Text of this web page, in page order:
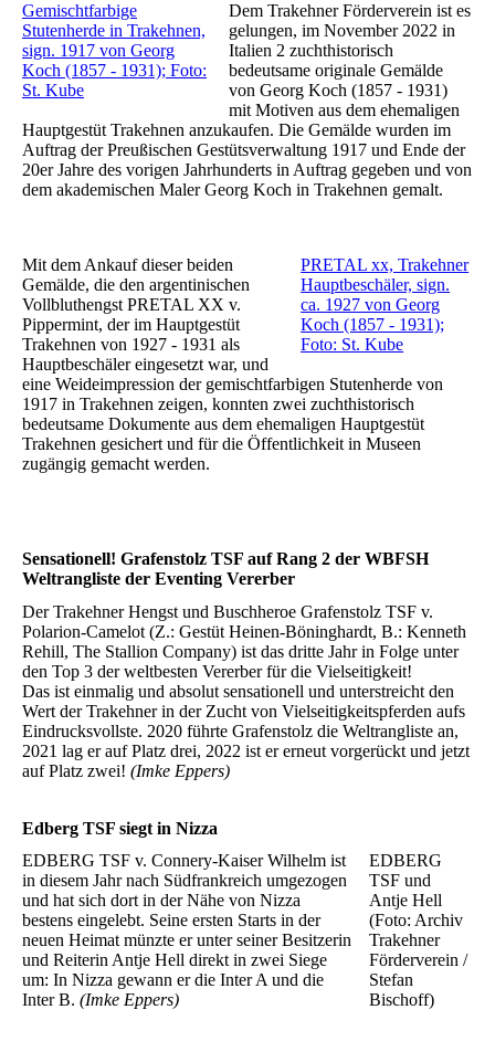
Gemischtfarbige
Stutenherde in Trakehnen,
sign. 1917 von Georg
Koch (1857 - 1931); Foto:
St. Kube
Dem Trakehner Förderverein ist es
gelungen, im November 2022 in
Italien 2 zuchthistorisch
bedeutsame originale Gemälde
von Georg Koch (1857 - 1931)
mit Motiven aus dem ehemaligen
Hauptgestüt Trakehnen anzukaufen. Die Gemälde wurden im
Auftrag der Preußischen Gestütsverwaltung 1917 und Ende der
20er Jahre des vorigen Jahrhunderts in Auftrag gegeben und von
dem akademischen Maler Georg Koch in Trakehnen gemalt.
PRETAL xx, Trakehner
Hauptbeschäler, sign.
ca. 1927 von Georg
Koch (1857 - 1931);
Foto: St. Kube
Mit dem Ankauf dieser beiden
Gemälde, die den argentinischen
Vollbluthengst PRETAL XX v.
Pippermint, der im Hauptgestüt
Trakehnen von 1927 - 1931 als
Hauptbeschäler eingesetzt war, und
eine Weideimpression der gemischtfarbigen Stutenherde von
1917 in Trakehnen zeigen, konnten zwei zuchthistorisch
bedeutsame Dokumente aus dem ehemaligen Hauptgestüt
Trakehnen gesichert und für die Öffentlichkeit in Museen
zugängig gemacht werden.
Sensationell! Grafenstolz TSF auf Rang 2 der WBFSH
Weltrangliste der Eventing Vererber
Der Trakehner Hengst und Buschheroe Grafenstolz TSF v.
Polarion-Camelot (Z.: Gestüt Heinen-Böninghardt, B.: Kenneth
Rehill, The Stallion Company) ist das dritte Jahr in Folge unter
den Top 3 der weltbesten Vererber für die Vielseitigkeit!
Das ist einmalig und absolut sensationell und unterstreicht den
Wert der Trakehner in der Zucht von Vielseitigkeitspferden aufs
Eindrucksvollste. 2020 führte Grafenstolz die Weltrangliste an,
2021 lag er auf Platz drei, 2022 ist er erneut vorgerückt und jetzt
auf Platz zwei! (Imke Eppers)
Edberg TSF siegt in Nizza
EDBERG
TSF und
Antje Hell
(Foto: Archiv
Trakehner
Förderverein /
Stefan
Bischoff)
EDBERG TSF v. Connery-Kaiser Wilhelm ist
in diesem Jahr nach Südfrankreich umgezogen
und hat sich dort in der Nähe von Nizza
bestens eingelebt. Seine ersten Starts in der
neuen Heimat münzte er unter seiner Besitzerin
und Reiterin Antje Hell direkt in zwei Siege
um: In Nizza gewann er die Inter A und die
Inter B. (Imke Eppers)